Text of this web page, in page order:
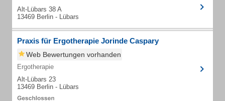
Alt-Lübars 38 A
13469 Berlin - Lübars
Praxis für Ergotherapie Jorinde Caspary
Web Bewertungen vorhanden
Ergotherapie
Alt-Lübars 23
13469 Berlin - Lübars